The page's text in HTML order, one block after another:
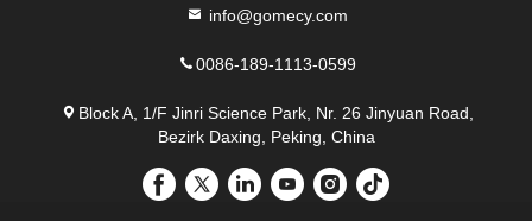
info@gomecy.com
0086-189-1113-0599
Block A, 1/F Jinri Science Park, Nr. 26 Jinyuan Road,
Bezirk Daxing, Peking, China